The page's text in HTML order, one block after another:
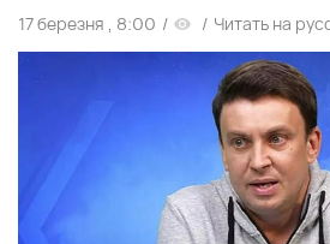
17 березня , 8:00 / / Читать на